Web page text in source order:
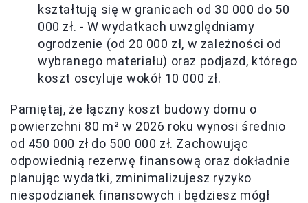
kształtują się w granicach od 30 000 do 50
000 zł. - W wydatkach uwzględniamy
ogrodzenie (od 20 000 zł, w zależności od
wybranego materiału) oraz podjazd, którego
koszt oscyluje wokół 10 000 zł.
Pamiętaj, że łączny koszt budowy domu o
powierzchni 80 m² w 2026 roku wynosi średnio
od 450 000 zł do 500 000 zł. Zachowując
odpowiednią rezerwę finansową oraz dokładnie
planując wydatki, zminimalizujesz ryzyko
niespodzianek finansowych i będziesz mógł